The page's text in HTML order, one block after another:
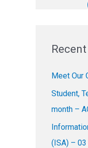
c
f
o
r
:
Meet Our
Student,
month –
(ISA) –